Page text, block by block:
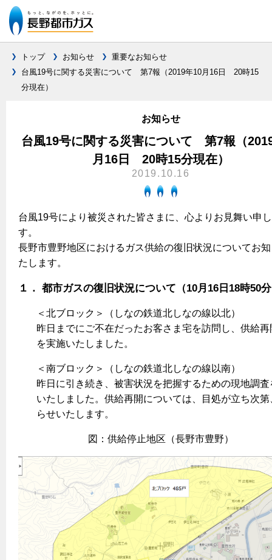
ガス料金について
料金表
口座振替によるお支払い
クレジットカードによるお支払い
払込書による窓口でのお支払い
払込書によるスマホアプリでのお支払い
原料費調整制度について
ガスくさいとき・警報器が鳴ったとき
ガスが出ないとき
ガス器具が故障したとき
地震のとき
ガス給湯器・風呂釜の凍結予防方法
ガス工事について
ガスコンロとIHクッキングヒーターの比較
清掃性
ガス給湯器とエコキュートの比較
快適性
経済性
ライフスタイルの変化に対応するエコジョーズ
ガス・電気併用住宅とオール電化住宅の比較
経済性、環境性、創エネ
40代～50代
プロパンガスから都市ガスへの切り替え
オススメの商品一覧
最新ガスコンロの実力
グリル活用法
レンジフード
レンジフード
オーブン・炊飯器
オーブン
警報器
警報器
エコジョーズ
サニタリーをリフォーム
その他をリフォーム
3つのあんしん宣言
スタッフ
リフォームの流れ
リフォームのお知らせ
ショールーム
リフォームについてのお問い合わせ
電力の自由化について
長野都市ガスのでんきのポイント
電気料金 長野都市ガスでんきプラン
都市ガスでんき 従量電灯Ｂ
都市ガスでんき 従量電灯Ｃ
都市ガスでんき 低圧電力
ご請求とお支払い
約款
ご契約・お手続き
よくあるご質問
Chef Ropia's JOYFUL CUISINE
エコ・クッキング
料理教室レンタル
法人のお客様へ
ホーム お知らせ
お問合わせ・資料請求 ショールーム
採用情報
トップ お知らせ
重要なお知らせ
台風19号に関する災害について 第7報（2019年10月16日 20時15
分現在）
お知らせ
台風19号に関する災害について 第7報（
月16日 20時15分現在）
2019.10.16
台風19号により被災された皆さまに、心よりお見舞い申
す。
長野市豊野地区におけるガス供給の復旧状況についてお
たします。
１． 都市ガスの復旧状況について（10月16日18時50
＜北ブロック＞（しなの鉄道北しなの線以北）
昨日までにご不在だったお客さま宅を訪問し、供給再
を実施いたしました。
＜南ブロック＞（しなの鉄道北しなの線以南）
昨日に引き続き、被害状況を把握するための現地調査
いたしました。供給再開については、目処が立ち次第
らせいたします。
図：供給停止地区（長野市豊野）